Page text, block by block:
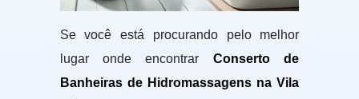
Se você está procurando pelo melhor
lugar onde encontrar Conserto de
Banheiras de Hidromassagens na Vila